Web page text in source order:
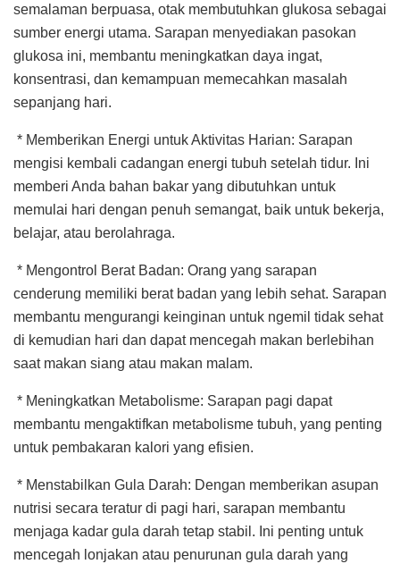
semalaman berpuasa, otak membutuhkan glukosa sebagai
sumber energi utama. Sarapan menyediakan pasokan
glukosa ini, membantu meningkatkan daya ingat,
konsentrasi, dan kemampuan memecahkan masalah
sepanjang hari.
* Memberikan Energi untuk Aktivitas Harian: Sarapan
mengisi kembali cadangan energi tubuh setelah tidur. Ini
memberi Anda bahan bakar yang dibutuhkan untuk
memulai hari dengan penuh semangat, baik untuk bekerja,
belajar, atau berolahraga.
* Mengontrol Berat Badan: Orang yang sarapan
cenderung memiliki berat badan yang lebih sehat. Sarapan
membantu mengurangi keinginan untuk ngemil tidak sehat
di kemudian hari dan dapat mencegah makan berlebihan
saat makan siang atau makan malam.
* Meningkatkan Metabolisme: Sarapan pagi dapat
membantu mengaktifkan metabolisme tubuh, yang penting
untuk pembakaran kalori yang efisien.
* Menstabilkan Gula Darah: Dengan memberikan asupan
nutrisi secara teratur di pagi hari, sarapan membantu
menjaga kadar gula darah tetap stabil. Ini penting untuk
mencegah lonjakan atau penurunan gula darah yang